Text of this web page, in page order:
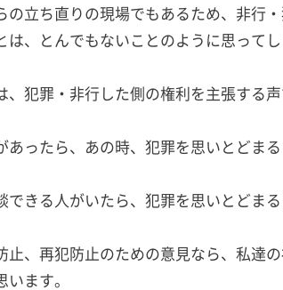
の立ち直りの現場でもあるため、非行
は、とんでもないことのように思ってし
、犯罪・非行した側の権利を主張する声
あったら、あの時、犯罪を思いとどま
できる人がいたら、犯罪を思いとどま
止、再犯防止のための意見なら、私達
ます。